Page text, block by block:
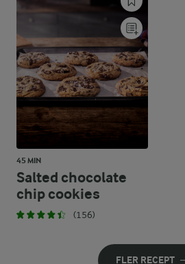
45 MIN
Salted chocolate
chip cookies
(156)
FLER RECEPT